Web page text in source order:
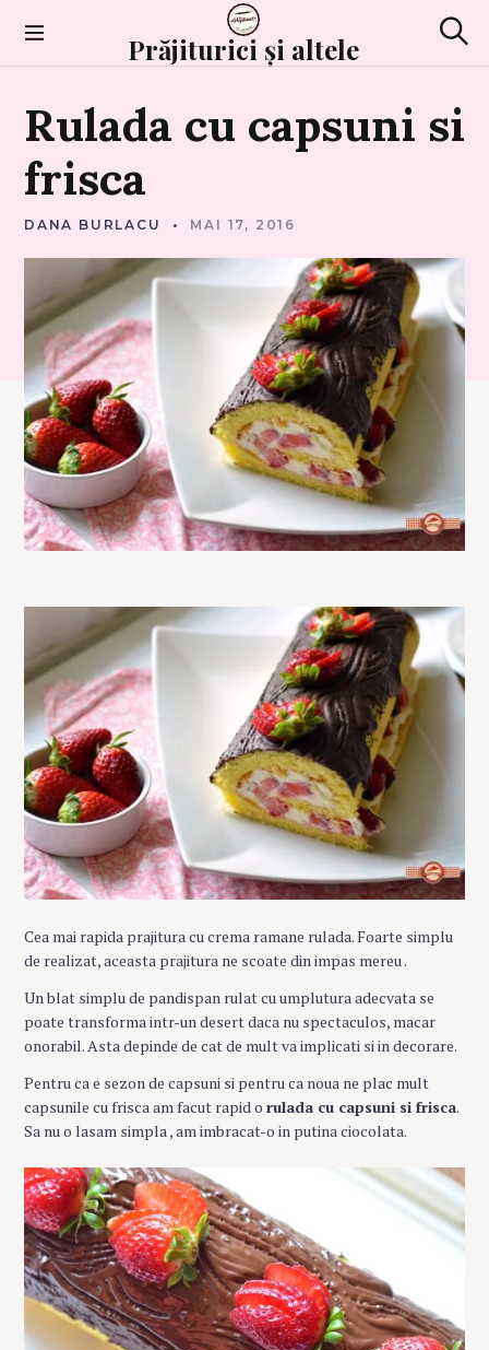
Prăjiturici și altele
R
A
J
T
U
R
Rulada cu capsuni si
frisca
DANA BURLACU MAI 17, 2016
Cea mai rapida prajitura cu crema ramane rulada. Foarte simplu
de realizat, aceasta prajitura ne scoate din impas mereu .
Un blat simplu de pandispan rulat cu umplutura adecvata se
poate transforma intr-un desert daca nu spectaculos, macar
onorabil. Asta depinde de cat de mult va implicati si in decorare.
Pentru ca e sezon de capsuni si pentru ca noua ne plac mult
capsunile cu frisca am facut rapid o rulada cu capsuni si frisca.
Sa nu o lasam simpla , am imbracat-o in putina ciocolata.